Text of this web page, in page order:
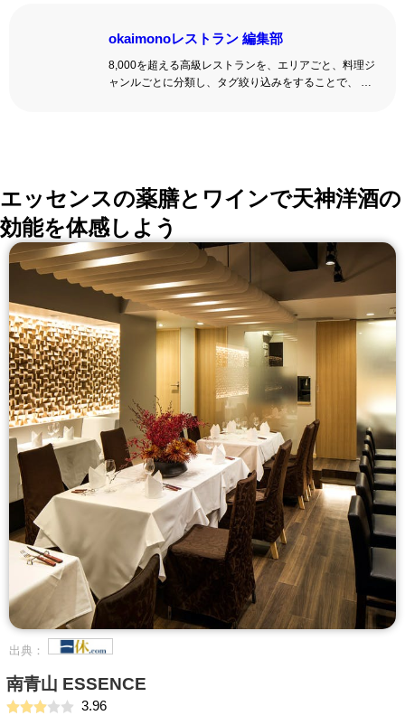
okaimonoレストラン 編集部
8,000を超える高級レストランを、エリアごと、料理ジ
ャンルごとに分類し、タグ絞り込みをすることで、 い
エッセンスの薬膳とワインで天神洋酒の
効能を体感しよう
出典：
南青山 ESSENCE
3.96